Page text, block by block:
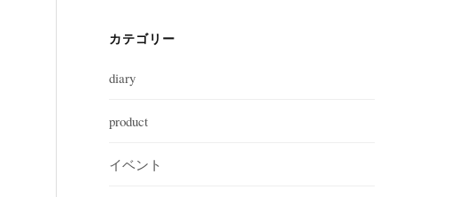
カテゴリー
diary
product
イベント